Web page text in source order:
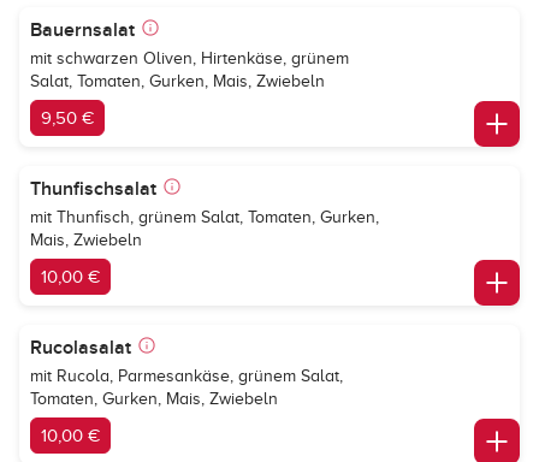
Bauernsalat
mit schwarzen Oliven, Hirtenkäse, grünem
Salat, Tomaten, Gurken, Mais, Zwiebeln
9,50 €
Thunfischsalat
mit Thunfisch, grünem Salat, Tomaten, Gurken,
Mais, Zwiebeln
10,00 €
Rucolasalat
mit Rucola, Parmesankäse, grünem Salat,
Tomaten, Gurken, Mais, Zwiebeln
10,00 €